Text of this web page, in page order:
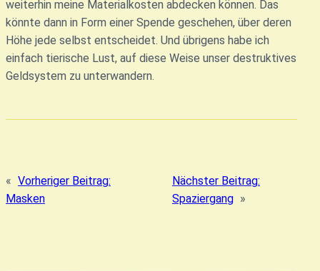
weiterhin meine Materialkosten abdecken können. Das
könnte dann in Form einer Spende geschehen, über deren
Höhe jede selbst entscheidet. Und übrigens habe ich
einfach tierische Lust, auf diese Weise unser destruktives
Geldsystem zu unterwandern.
« Vorheriger Beitrag:
Masken
Nächster Beitrag:
Spaziergang »